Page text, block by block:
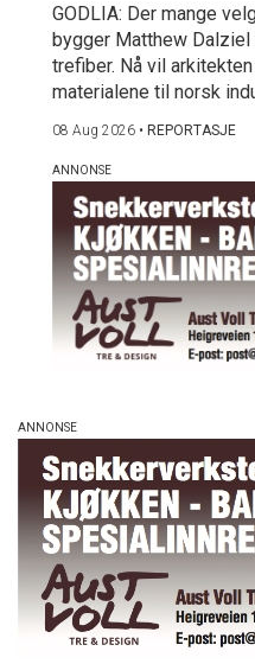
GODLIA: Der mange
bygger Matthew Dalziel
trefiber. Nå vil
materialene til norsk
08 Aug 2026 • REPORTASJE